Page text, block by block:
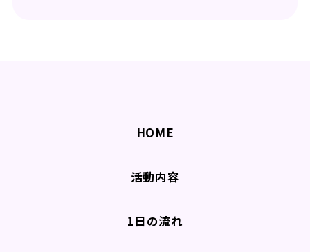
HOME
活動内容
1日の流れ